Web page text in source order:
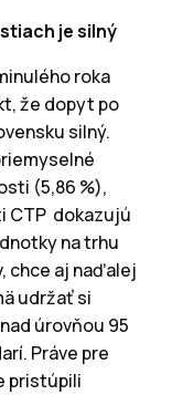
je silný
roka
že dopyt po
silný.
(5,86 %),
CTP dokazujú
na trhu
chce aj naďalej
udržať si
úrovňou 95
Práve pre
pristúpili